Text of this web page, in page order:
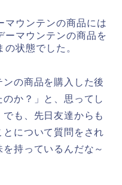
マウンテンの商品には
ーマウンテンの商品を
状態でした。
の商品を購入した後
か？」と、思ってし
も、先日友達からも
について質問をされ
持っているんだな～